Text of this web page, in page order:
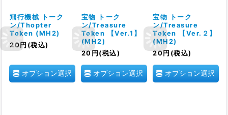
飛行機械 トーク
ン/Thopter
Token (MH2)
20円 (税込)
オプション選択
宝物 トーク
ン/Treasure
Token 【Ver.1】
(MH2)
20 円 (税込)
オプション選択
宝物 トーク
ン/Treasure
Token 【Ver.２】
(MH2)
20 円 (税込)
オプション選択